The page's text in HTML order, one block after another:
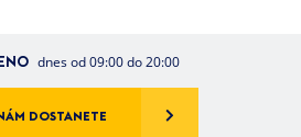
dnes od 09:00 do 20:00
DOSTANETE